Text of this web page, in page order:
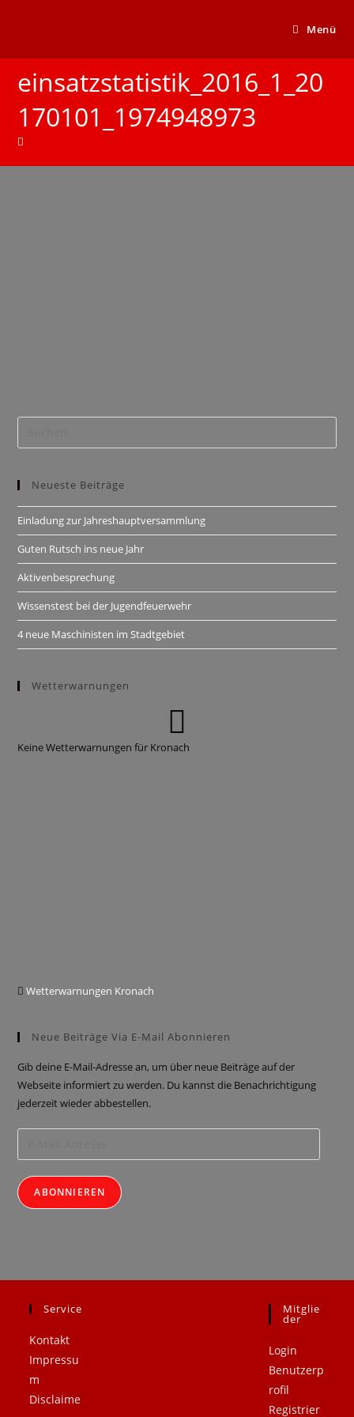
Menü
einsatzstatistik_2016_1_20
170101_1974948973
Neueste Beiträge
Einladung zur Jahreshauptversammlung
Guten Rutsch ins neue Jahr
Aktivenbesprechung
Wissenstest bei der Jugendfeuerwehr
4 neue Maschinisten im Stadtgebiet
Wetterwarnungen
Keine Wetterwarnungen für Kronach
Wetterwarnungen Kronach
Neue Beiträge Via E-Mail Abonnieren
Gib deine E-Mail-Adresse an, um über neue Beiträge auf der
Webseite informiert zu werden. Du kannst die Benachrichtigung
jederzeit wieder abbestellen.
ABONNIEREN
Service
Kontakt
Impressu
m
Disclaime
Mitglie
Der
Login
Benutzerp
rofil
Registrier